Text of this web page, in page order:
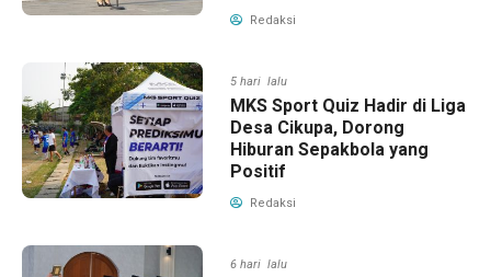
Redaksi
5 hari lalu
MKS Sport Quiz Hadir di Liga
Desa Cikupa, Dorong
Hiburan Sepakbola yang
Positif
Redaksi
6 hari lalu